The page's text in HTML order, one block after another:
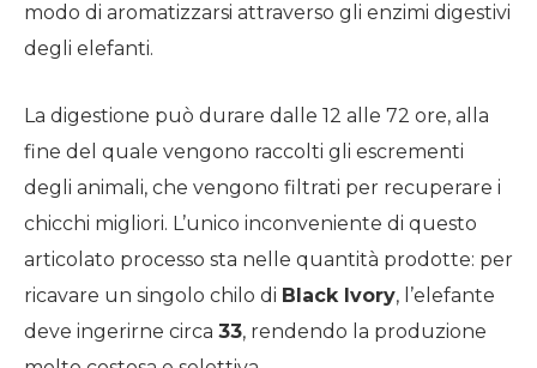
modo di aromatizzarsi attraverso gli enzimi digestivi
degli elefanti.
La digestione può durare dalle 12 alle 72 ore, alla
fine del quale vengono raccolti gli escrementi
degli animali, che vengono filtrati per recuperare i
chicchi migliori. L’unico inconveniente di questo
articolato processo sta nelle quantità prodotte: per
ricavare un singolo chilo di Black Ivory, l’elefante
deve ingerirne circa 33, rendendo la produzione